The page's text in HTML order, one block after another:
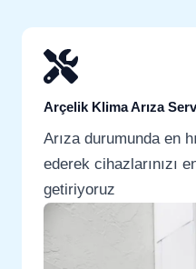
Arçelik Klima Arıza
Arıza durumunda en
ederek cihazlarınızı
getiriyoruz